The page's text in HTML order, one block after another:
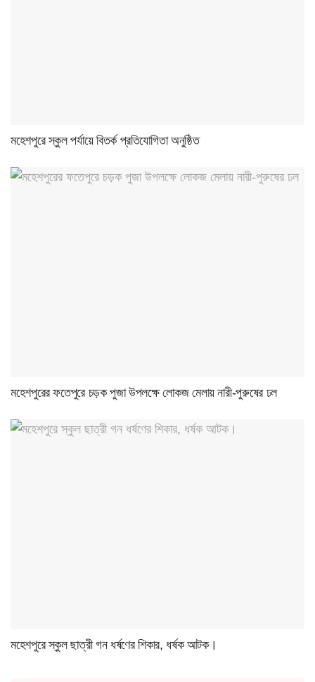
মহেশপুরে স্কুল পর্যায়ে বিতর্ক প্রতিযোগিতা অনুষ্ঠিত
মহেশপুরের ফতেপুরে চড়ক পুজা উপলক্ষে লোকজ মেলায় নারী-পুরুষের ঢল
মহেশপুরে স্কুল ছাত্রী গন ধর্ষণের শিকার, ধর্ষক আটক।